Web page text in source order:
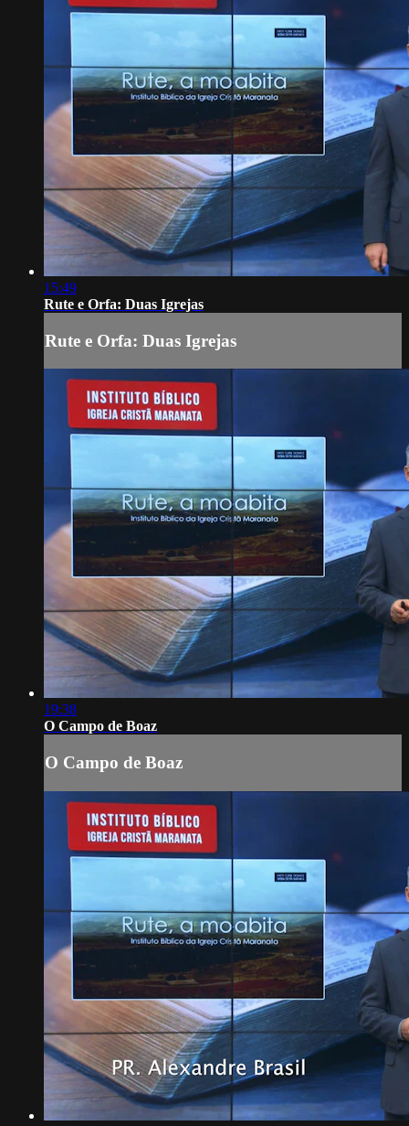
15:49
Rute e Orfa: Duas Igrejas
Rute e Orfa: Duas Igrejas
19:38
O Campo de Boaz
O Campo de Boaz